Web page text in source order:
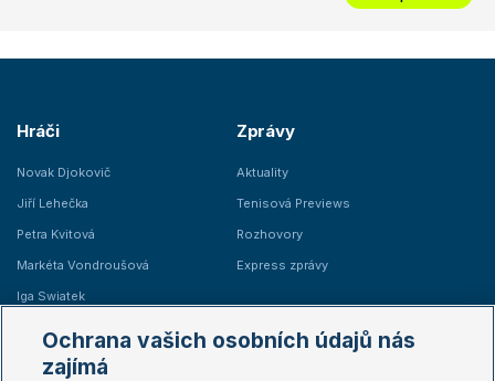
Hráči
Novak Djokovič
Jiří Lehečka
Petra Kvitová
Markéta Vondroušová
Iga Swiatek
Zprávy
Aktuality
Tenisová Previews
Rozhovory
Express zprávy
Žebříčky
Ochrana vašich osobních údajů nás
zajímá